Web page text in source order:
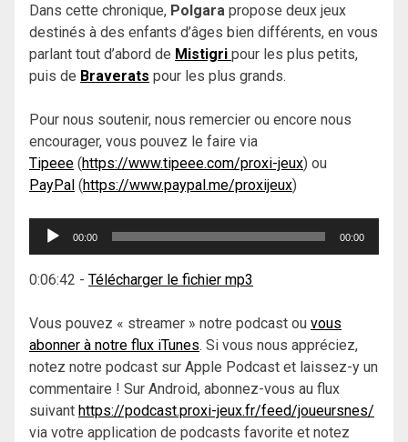
Dans cette chronique, Polgara propose deux jeux
destinés à des enfants d’âges bien différents, en vous
parlant tout d’abord de Mistigri pour les plus petits,
puis de Braverats pour les plus grands.
Pour nous soutenir, nous remercier ou encore nous
encourager, vous pouvez le faire via
Tipeee (https://www.tipeee.com/proxi-jeux) ou
PayPal (https://www.paypal.me/proxijeux)
Lecteur
00:00 00:00
0:06:42 - Télécharger le fichier mp3
Vous pouvez « streamer » notre podcast ou vous
abonner à notre flux iTunes. Si vous nous appréciez,
notez notre podcast sur Apple Podcast et laissez-y un
commentaire ! Sur Android, abonnez-vous au flux
suivant https://podcast.proxi-jeux.fr/feed/joueursnes/
via votre application de podcasts favorite et notez